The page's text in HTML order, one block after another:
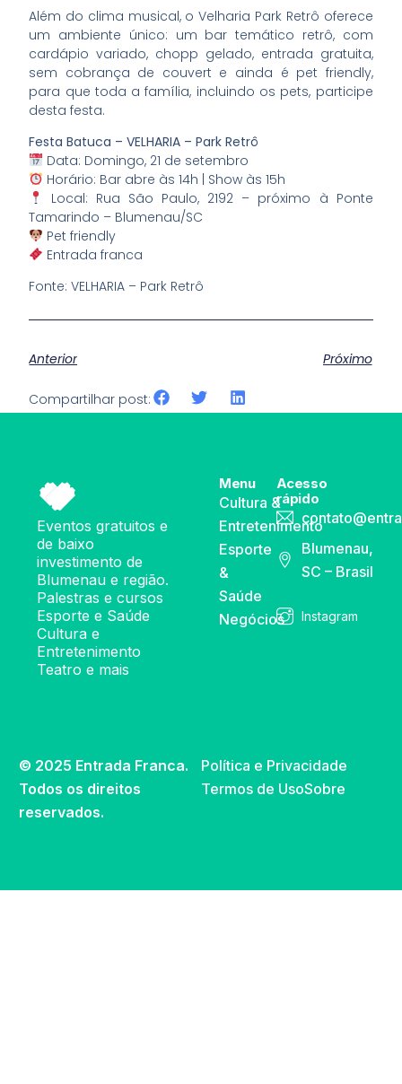
Além do clima musical, o Velharia Park Retrô oferece
um ambiente único: um bar temático retrô, com
cardápio variado, chopp gelado, entrada gratuita,
sem cobrança de couvert e ainda é pet friendly,
para que toda a família, incluindo os pets, participe
desta festa.
Festa Batuca – VELHARIA – Park Retrô
Data: Domingo, 21 de setembro
Horário: Bar abre às 14h | Show às 15h
Local: Rua São Paulo, 2192 – próximo à Ponte
Tamarindo – Blumenau/SC
Pet friendly
Entrada franca
Fonte: VELHARIA – Park Retrô
Anterior Próximo
Compartilhar post:
Eventos gratuitos e
de baixo
investimento de
Blumenau e região.
Palestras e cursos
Esporte e Saúde
Cultura e
Entretenimento
Teatro e mais
Menu
Cultura &
Entretenimento
Esporte
&
Saúde
Negócios
Acesso
rápido
Blumenau,
SC – Brasil
Instagram
© 2025 Entrada Franca.
Todos os direitos
reservados.
Política e Privacidade
Termos de UsoSobre